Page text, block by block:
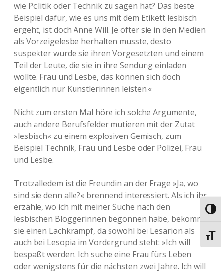
wie Politik oder Technik zu sagen hat? Das beste
Beispiel dafür, wie es uns mit dem Etikett lesbisch
ergeht, ist doch Anne Will. Je öfter sie in den Medien
als Vorzeigelesbe herhalten musste, desto
suspekter wurde sie ihren Vorgesetzten und einem
Teil der Leute, die sie in ihre Sendung einladen
wollte. Frau und Lesbe, das können sich doch
eigentlich nur Künstlerinnen leisten.«
Nicht zum ersten Mal höre ich solche Argumente,
auch andere Berufsfelder mutieren mit der Zutat
»lesbisch« zu einem explosiven Gemisch, zum
Beispiel Technik, Frau und Lesbe oder Polizei, Frau
und Lesbe.
Trotzalledem ist die Freundin an der Frage »Ja, wo
sind sie denn alle?« brennend interessiert. Als ich ihr
erzähle, wo ich mit meiner Suche nach den
lesbischen Bloggerinnen begonnen habe, bekommt
sie einen Lachkrampf, da sowohl bei Lesarion als
auch bei Lesopia im Vordergrund steht: »Ich will
bespaßt werden. Ich suche eine Frau fürs Leben
oder wenigstens für die nächsten zwei Jahre. Ich will